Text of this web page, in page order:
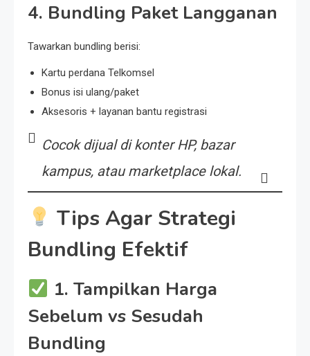
4. Bundling Paket Langganan
Tawarkan bundling berisi:
Kartu perdana Telkomsel
Bonus isi ulang/paket
Aksesoris + layanan bantu registrasi
Cocok dijual di konter HP, bazar
kampus, atau marketplace lokal.
Tips Agar Strategi
Bundling Efektif
1. Tampilkan Harga
Sebelum vs Sesudah
Bundling